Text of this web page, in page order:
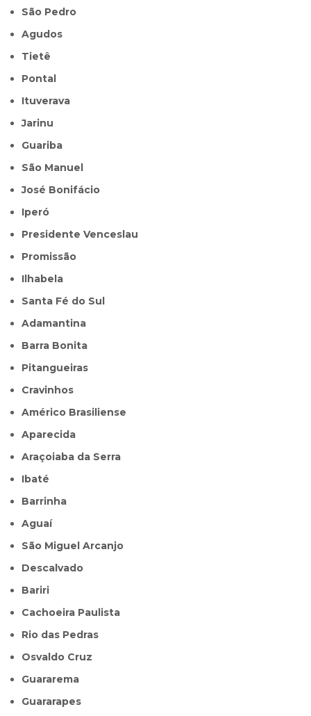
São Pedro
Agudos
Tietê
Pontal
Ituverava
Jarinu
Guariba
São Manuel
José Bonifácio
Iperó
Presidente Venceslau
Promissão
Ilhabela
Santa Fé do Sul
Adamantina
Barra Bonita
Pitangueiras
Cravinhos
Américo Brasiliense
Aparecida
Araçoiaba da Serra
Ibaté
Barrinha
Aguaí
São Miguel Arcanjo
Descalvado
Bariri
Cachoeira Paulista
Rio das Pedras
Osvaldo Cruz
Guararema
Guararapes